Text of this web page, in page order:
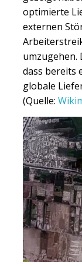
optimierte
externen
umzugehen.
dass bereits
globale
(Quelle: